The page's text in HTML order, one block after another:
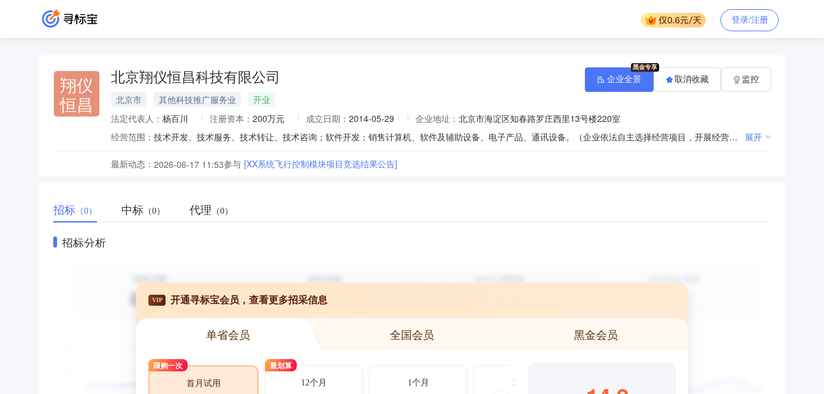
登录/注册
翔仪
恒昌
北京翔仪恒昌科技有限公司
北京市 其他科技推广服务业
开业
法定代表人： 杨百川 注册资本： 200万元 成立日期： 2014-05-29 企业地址： 北京市海淀区知春路罗庄西里13号楼220室
经营范围：
技术开发、技术服务、技术转让、技术咨询；软件开发；销售计算机、软件及辅助设备、电子产品、通讯设备。（企业依法自主选择经营项目，开展经营活动；依法须经批准的项目，经相关部门批准后依批准的内容开展经营活动；不得从事本市产业政策禁止和限制类项目的经营活动。） 展开
最新动态： 2026-06-17 11:53参与 [XX系统飞行控制模块项目竞选结果公告]
企业全景 取消收藏 监控
招标 （0） 中标 （0） 代理 （0）
招标分析
VIP 开通寻标宝会员，查看更多招采信息
单省会员 全国会员 黑金会员
限购一次
首月试用
最划算
12个月 1个月 3个月